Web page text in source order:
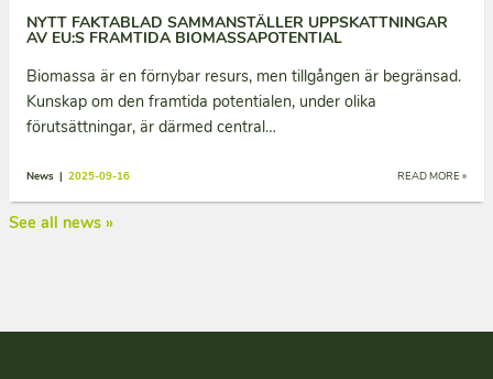
NYTT FAKTABLAD SAMMANSTÄLLER UPPSKATTNINGAR
AV EU:S FRAMTIDA BIOMASSAPOTENTIAL
Biomassa är en förnybar resurs, men tillgången är begränsad.
Kunskap om den framtida potentialen, under olika
förutsättningar, är därmed central…
READ MORE »
News | 2025-09-16
See all news »